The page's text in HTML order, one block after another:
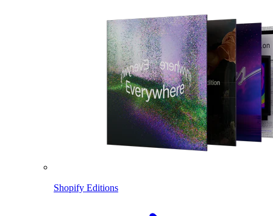
Shopify Editions